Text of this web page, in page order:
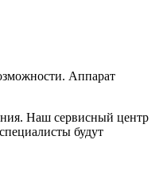
Аппарат
Наш сервисный центр
будут